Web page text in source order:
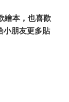
繪本，也喜歡
小朋友更多貼